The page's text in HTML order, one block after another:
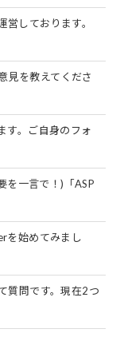
営しております。
見を教えてくださ
す。ご自身のフォ
を一言で！)「ASP
を始めてみまし
質問です。現在2つ